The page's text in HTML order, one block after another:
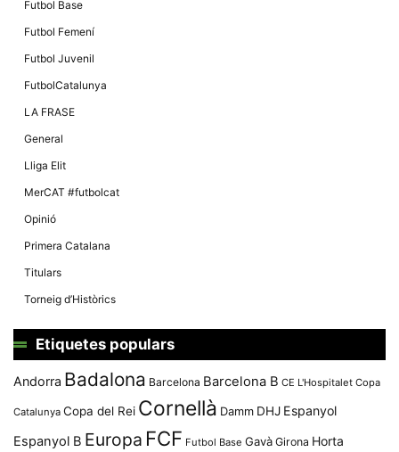
Futbol Base
Futbol Femení
Futbol Juvenil
FutbolCatalunya
LA FRASE
General
Lliga Elit
MerCAT #futbolcat
Opinió
Primera Catalana
Titulars
Torneig d’Històrics
Etiquetes populars
Andorra Badalona Barcelona Barcelona B CE L'Hospitalet Copa
Catalunya Copa del Rei Cornellà Damm DHJ Espanyol
Espanyol B Europa FCF Futbol Base Gavà Girona Horta